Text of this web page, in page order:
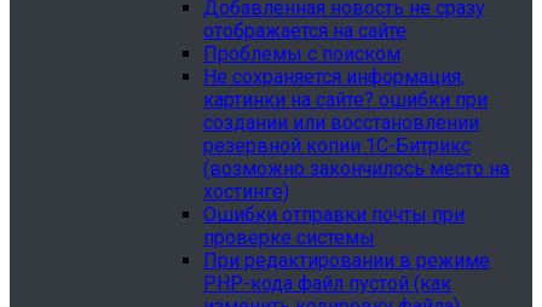
Добавленная новость не сразу
отображается на сайте
Проблемы с поиском
Не сохраняется информация,
картинки на сайте? ошибки при
создании или восстановлении
резервной копии 1С-Битрикс
(возможно закончилось место на
хостинге)
Ошибки отправки почты при
проверке системы
При редактировании в режиме
PHP-кода файл пустой (как